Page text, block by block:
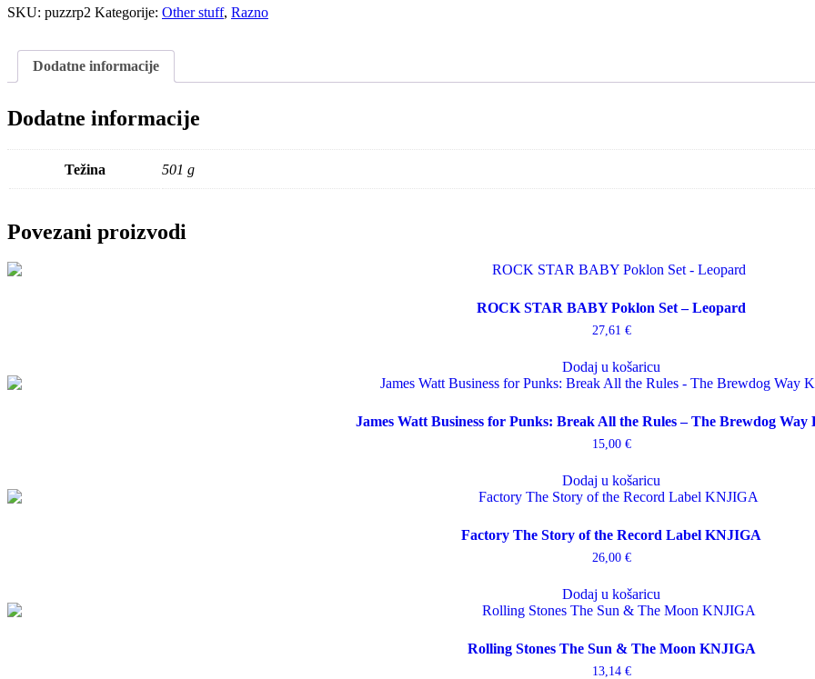
SKU: puzzrp2 Kategorije: Other stuff, Razno
Dodatne informacije
Dodatne informacije
Težina 501 g
Povezani proizvodi
ROCK STAR BABY Poklon Set – Leopard
27,61 €
Dodaj u košaricu
James Watt Business for Punks: Break All the Rules – The Brewdog
15,00 €
Dodaj u košaricu
Factory The Story of the Record Label KNJIGA
26,00 €
Dodaj u košaricu
Rolling Stones The Sun & The Moon KNJIGA
13,14 €